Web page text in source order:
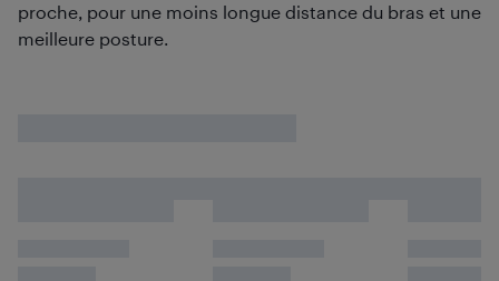
proche, pour une moins longue distance du bras et une
meilleure posture.